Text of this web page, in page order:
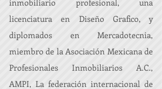
inmobiliario profesional, una
licenciatura en Diseño Grafico, y
diplomados en Mercadotecnia,
miembro de la Asociación Mexicana de
Profesionales Inmobiliarios A.C.,
AMPI, La federación internacional de